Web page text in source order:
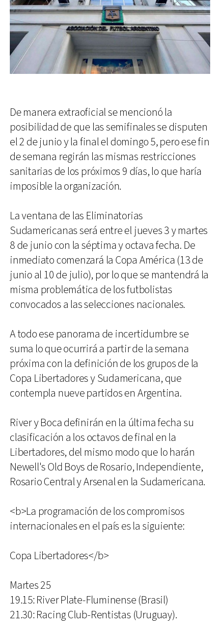
De manera extraoficial se mencionó la
posibilidad de que las semifinales se disputen
el 2 de junio y la final el domingo 5, pero ese fin
de semana regirán las mismas restricciones
sanitarias de los próximos 9 días, lo que haría
imposible la organización.
La ventana de las Eliminatorias
Sudamericanas será entre el jueves 3 y martes
8 de junio con la séptima y octava fecha. De
inmediato comenzará la Copa América (13 de
junio al 10 de julio), por lo que se mantendrá la
misma problemática de los futbolistas
convocados a las selecciones nacionales.
A todo ese panorama de incertidumbre se
suma lo que ocurrirá a partir de la semana
próxima con la definición de los grupos de la
Copa Libertadores y Sudamericana, que
contempla nueve partidos en Argentina.
River y Boca definirán en la última fecha su
clasificación a los octavos de final en la
Libertadores, del mismo modo que lo harán
Newell's Old Boys de Rosario, Independiente,
Rosario Central y Arsenal en la Sudamericana.
<b>La programación de los compromisos
internacionales en el país es la siguiente:
Copa Libertadores</b>
Martes 25
19.15: River Plate-Fluminense (Brasil)
21.30: Racing Club-Rentistas (Uruguay).